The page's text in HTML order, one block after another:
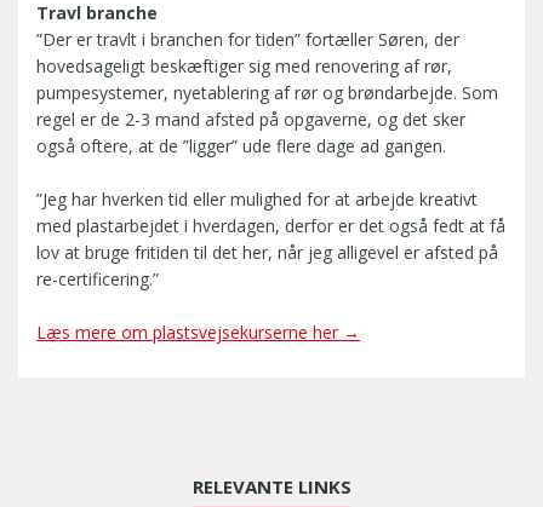
Travl branche
”Der er travlt i branchen for tiden” fortæller Søren, der
hovedsageligt beskæftiger sig med renovering af rør,
pumpesystemer, nyetablering af rør og brøndarbejde. Som
regel er de 2-3 mand afsted på opgaverne, og det sker
også oftere, at de ”ligger” ude flere dage ad gangen.
”Jeg har hverken tid eller mulighed for at arbejde kreativt
med plastarbejdet i hverdagen, derfor er det også fedt at få
lov at bruge fritiden til det her, når jeg alligevel er afsted på
re-certificering.”
Læs mere om plastsvejsekurserne her →
RELEVANTE LINKS